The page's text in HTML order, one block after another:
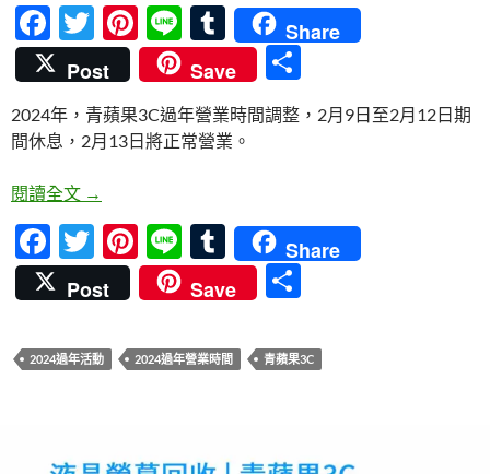
F
ac
e
b
o
o
k
T
w
itt
er
Pi
nt
er
es
t
Li
n
e
T
u
m
bl
r
Share
Post
Save
享
2024年，青蘋果3C過年營業時間調整，2月9日至2月12日期
間休息，2月13日將正常營業。
閱讀全文 2024年青蘋果3C過年營業時間調整，2/9-2/12休息
→
F
ac
e
b
o
k
T
w
itt
er
Pi
nt
er
es
t
Li
n
e
T
u
m
bl
r
Share
Post
Save
2024過年活動 2024過年營業時間 青蘋果3C